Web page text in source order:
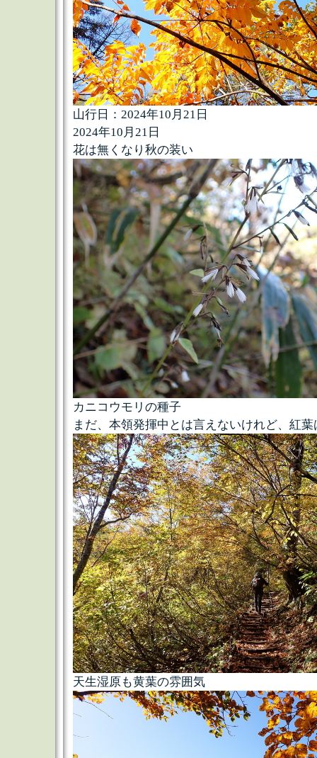
山行日：2024年10月21日
2024年10月21日
花は無くなり秋の装い
カニコウモリの種子
まだ、本領発揮中とは言えないけれど、紅
天生湿原も黄葉の雰囲気